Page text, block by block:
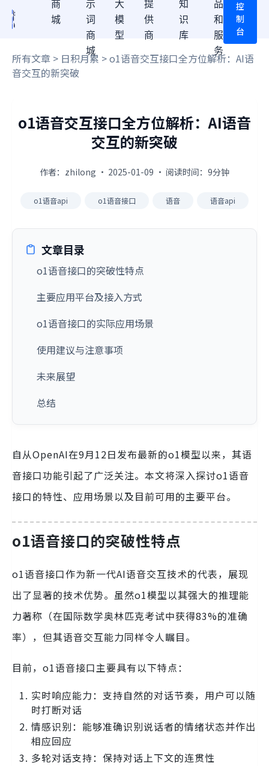
商
城
示
词
商
城
大
模
型
提
供
商
知
识
库
品
和
服
务
控
制
台
所有文章 > 日积月累 > o1语音交互接口全方位解析：AI语
音交互的新突破
o1语音交互接口全方位解析：AI语音
交互的新突破
作者：zhilong · 2025-01-09 · 阅读时间：9分钟
o1语音api o1语音接口 语音 语音api
文章目录
o1语音接口的突破性特点
主要应用平台及接入方式
o1语音接口的实际应用场景
使用建议与注意事项
未来展望
总结
自从OpenAI在9月12日发布最新的o1模型以来，其语
音接口功能引起了广泛关注。本文将深入探讨o1语音
接口的特性、应用场景以及目前可用的主要平台。
o1语音接口的突破性特点
o1语音接口作为新一代AI语音交互技术的代表，展现
出了显著的技术优势。虽然o1模型以其强大的推理能
力著称（在国际数学奥林匹克考试中获得83%的准确
率），但其语音交互能力同样令人瞩目。
目前，o1语音接口主要具有以下特点：
实时响应能力：支持自然的对话节奏，用户可以随
时打断对话
情感识别：能够准确识别说话者的情绪状态并作出
相应回应
多轮对话支持：保持对话上下文的连贯性